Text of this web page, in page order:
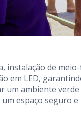
instalação de
em LED,
um ambiente verde
espaço seguro e